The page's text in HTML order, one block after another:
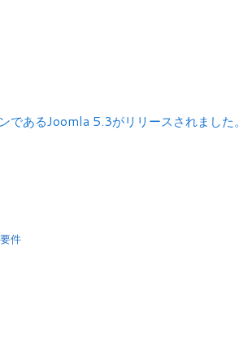
あるJoomla 5.3がリリースされました。
件